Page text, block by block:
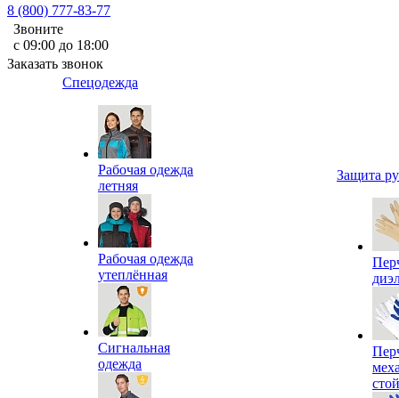
8 (800) 777-83-77
Звоните
с 09:00 до 18:00
Заказать звонок
Спецодежда
Рабочая одежда
летняя
Рабочая одежда
утеплённая
Сигнальная
одежда
Защита